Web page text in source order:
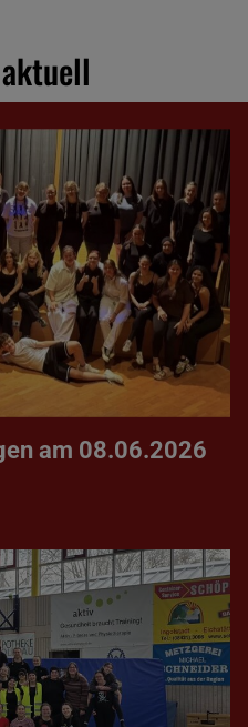
am 08.06.2026